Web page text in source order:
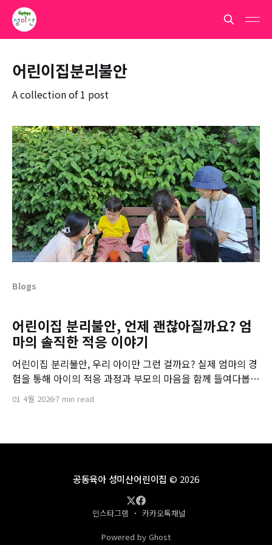
어린이집분리불안
A collection of 1 post
Blogs
어린이집 분리불안, 언제 괜찮아질까요? 엄
마의 솔직한 적응 이야기
어린이집 분리불안, 우리 아이만 그런 걸까요? 실제 엄마의 경
험을 통해 아이의 적응 과정과 부모의 마음을 함께 들여다봅니
다.
01 4월 20267 min read
공동육아 성미산어린이집 © 2026
인스타그램 카카오톡채널
Powered by Ghost